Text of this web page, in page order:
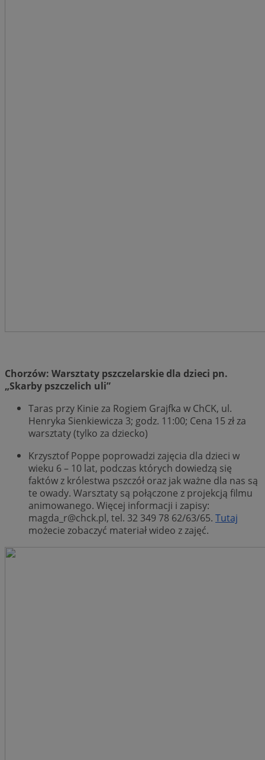
Chorzów: Warsztaty pszczelarskie dla dzieci pn.
„Skarby pszczelich uli”
Taras przy Kinie za Rogiem Grajfka w ChCK, ul.
Henryka Sienkiewicza 3; godz. 11:00; Cena 15 zł za
warsztaty (tylko za dziecko)
Krzysztof Poppe poprowadzi zajęcia dla dzieci w
wieku 6 – 10 lat, podczas których dowiedzą się
faktów z królestwa pszczół oraz jak ważne dla nas są
te owady. Warsztaty są połączone z projekcją filmu
animowanego. Więcej informacji i zapisy:
magda_r@chck.pl, tel. 32 349 78 62/63/65. Tutaj
możecie zobaczyć materiał wideo z zajęć.